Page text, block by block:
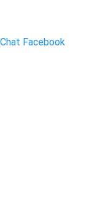
Chat Facebook